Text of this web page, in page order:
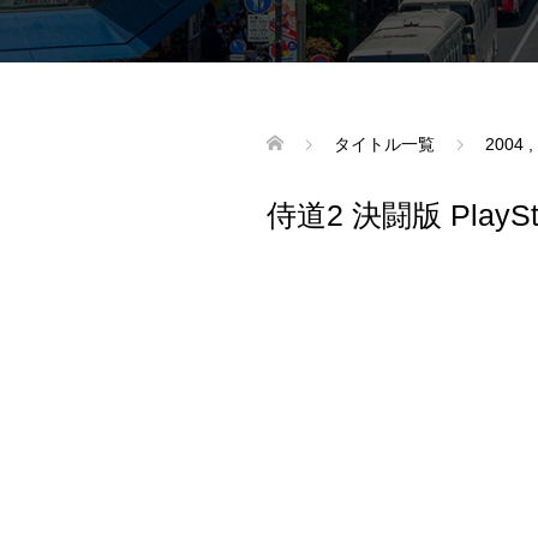
タイトル一覧 2004
侍道2 決闘版